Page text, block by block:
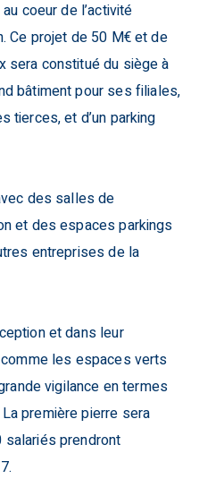
coeur de l’activité
Ce projet de 50 M€ et de
sera constitué du siège à
bâtiment pour ses filiales,
tierces, et d’un parking
des salles de
et des espaces parkings
entreprises de la
et dans leur
les espaces verts
vigilance en termes
première pierre sera
prendront